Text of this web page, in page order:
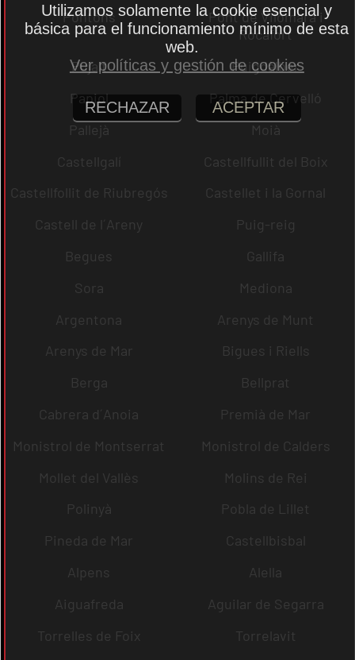
Pontons
Pont de Vilomara i
Rocafort
Pujalt
Puigdàlber
Papiol
Palma de Cervelló
Pallejà
Moià
Castellgalí
Castellfullit del Boix
Castellfollit de Riubregós
Castellet i la Gornal
Castell de l´Areny
Puig-reig
Begues
Gallifa
Sora
Mediona
Argentona
Arenys de Munt
Arenys de Mar
Bigues i Riells
Berga
Bellprat
Cabrera d´Anoia
Premià de Mar
Monistrol de Montserrat
Monistrol de Calders
Mollet del Vallès
Molins de Rei
Polinyà
Pobla de Lillet
Pineda de Mar
Castellbisbal
Alpens
Alella
Aiguafreda
Aguilar de Segarra
Torrelles de Foix
Torrelavit
Utilizamos solamente la cookie esencial y
básica para el funcionamiento mínimo de esta
web.
Ver políticas y gestión de cookies
RECHAZAR ACEPTAR